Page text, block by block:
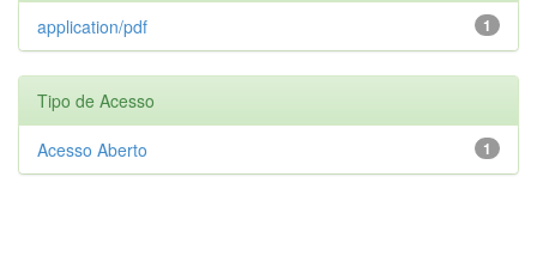
1
application/pdf
Tipo de Acesso
1
Acesso Aberto